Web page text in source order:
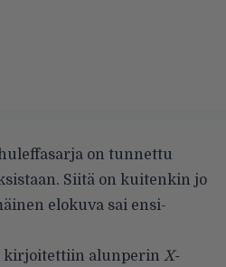
on tunnettu
Siitä on kuitenkin jo
elokuva sai ensi-
kirjoitettiin alunperin X-